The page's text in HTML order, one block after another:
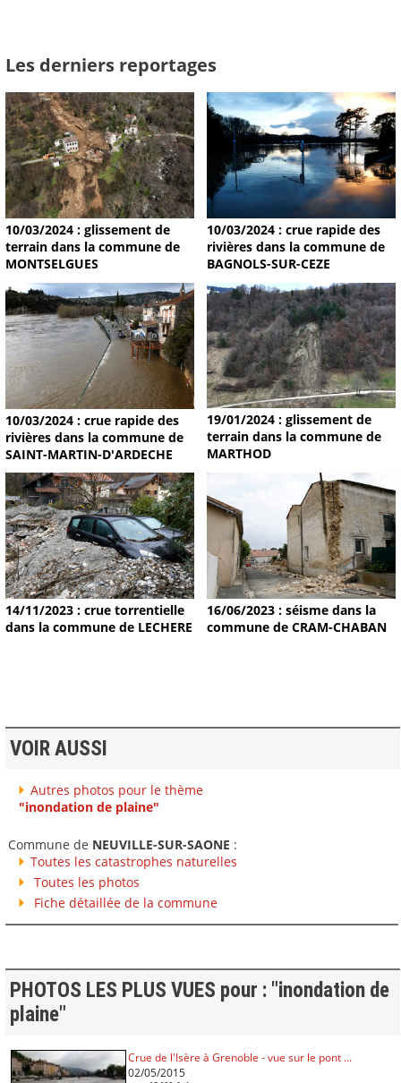
Les derniers reportages
10/03/2024 : glissement de
terrain dans la commune de
MONTSELGUES
10/03/2024 : crue rapide des
rivières dans la commune de
BAGNOLS-SUR-CEZE
10/03/2024 : crue rapide des
rivières dans la commune de
SAINT-MARTIN-D'ARDECHE
19/01/2024 : glissement de
terrain dans la commune de
MARTHOD
14/11/2023 : crue torrentielle
dans la commune de LECHERE
16/06/2023 : séisme dans la
commune de CRAM-CHABAN
VOIR AUSSI
Autres photos pour le thème
"inondation de plaine"
Commune de NEUVILLE-SUR-SAONE :
Toutes les catastrophes naturelles
Toutes les photos
Fiche détaillée de la commune
PHOTOS LES PLUS VUES pour : "inondation de
plaine"
Crue de l'Isère à Grenoble - vue sur le pont ...
02/05/2015